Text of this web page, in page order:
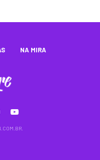
NA MIRA